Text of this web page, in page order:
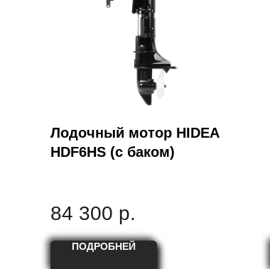
Лодочный мотор HIDEA
HDF6HS (с баком)
84 300 р.
ПОДРОБНЕЙ